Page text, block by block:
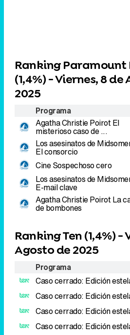
Ranking
(1,4%) - Viernes, 8 de
2025
Programa
Agatha Christie Poirot El
misterioso caso de ...
Los asesinatos de
El consorcio
CineSospechoso cero
Los asesinatos de
E-mail clave
Agatha Christie Poirot La
de bombones
Ranking Ten (1,4%) -
Agosto de 2025
Programa
Caso cerrado: Edición
Caso cerrado: Edición
Caso cerrado: Edición
Caso cerrado: Edición